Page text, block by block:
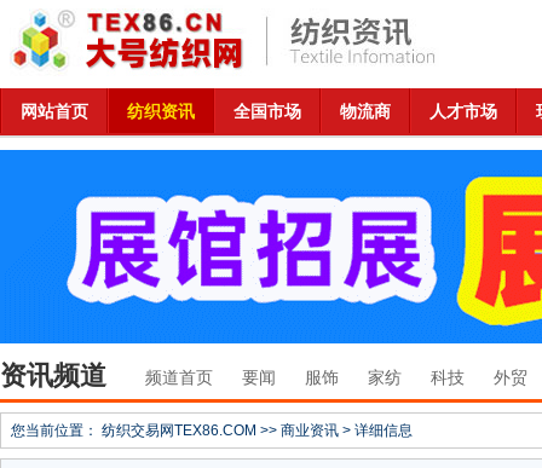
网站首页 纺织资讯 全国市场 物流商 人才市场
资讯频道 频道首页 要闻 服饰 家纺 科技 外贸
您当前位置： 纺织交易网TEX86.COM >> 商业资讯 > 详细信息